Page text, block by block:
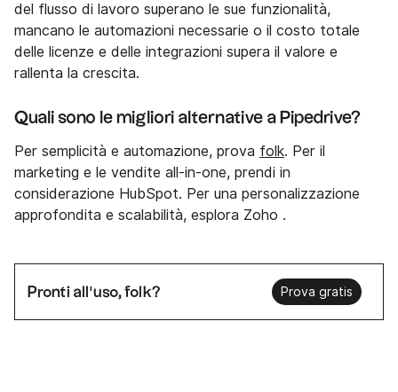
del flusso di lavoro superano le sue funzionalità,
mancano le automazioni necessarie o il costo totale
delle licenze e delle integrazioni supera il valore e
rallenta la crescita.
Quali sono le migliori alternative a Pipedrive?
Per semplicità e automazione, prova folk. Per il
marketing e le vendite all-in-one, prendi in
considerazione HubSpot. Per una personalizzazione
approfondita e scalabilità, esplora Zoho .
Pronti all'uso, folk? Prova gratis